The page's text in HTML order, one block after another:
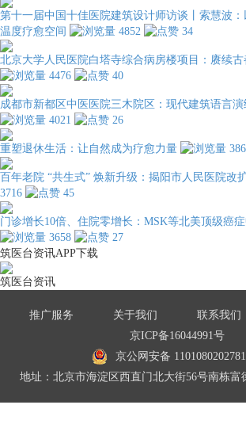
第十一届中国十佳医院建筑设计师访谈丨索慧波
温度疗愈空间
4852 34
北京大学人民医院白塔寺综合病房楼项目：赓续
4476
40
成都市新都区中医医院三木院区：现代建筑语言
4021
26
重塑退休生活：让自然成为疗愈力量
百年老院 “共生式” 焕新升级：揭阳市人民医院改
3716
45
门诊增长10倍、住院零增长：MSK等北美顶级癌
3658
27
筑医台资讯APP下载
筑医台资讯
推广服务 关于我们 联系我们
京ICP备16044991号
京公网安备
地址：北京市海淀区西直门北大街56号南栋富